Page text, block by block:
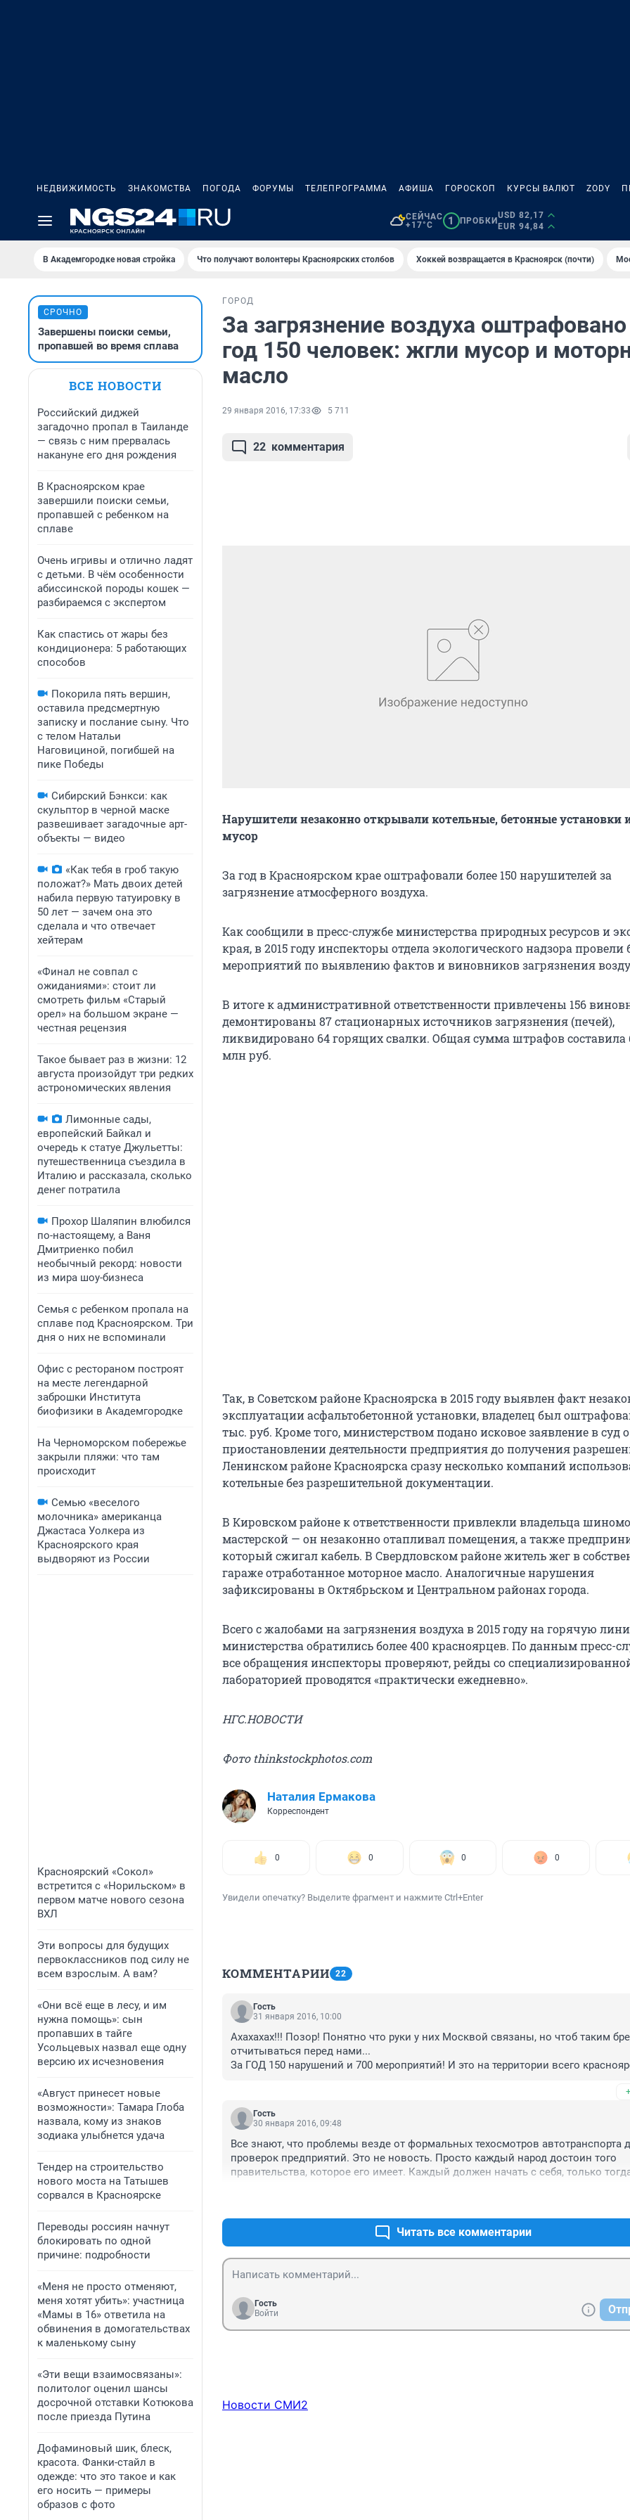
НЕДВИЖИМОСТЬ ЗНАКОМСТВА ПОГОДА ФОРУМЫ ТЕЛЕПРОГРАММА АФИША ГОРОСКОП КУРСЫ ВАЛЮТ ZODY
СЕЙЧАС
+17°C
1 ПРОБКИ
USD 82,17
EUR 94,84
В Академгородке новая стройка Что получают волонтеры Красноярских столбов Хоккей возвращается в Красноярск (почти)
СРОЧНО
Завершены поиски семьи,
пропавшей во время сплава
ВСЕ НОВОСТИ
Российский диджей
загадочно пропал в Таиланде
— связь с ним прервалась
накануне его дня рождения
В Красноярском крае
завершили поиски семьи,
пропавшей с ребенком на
сплаве
Очень игривы и отлично ладят
с детьми. В чём особенности
абиссинской породы кошек —
разбираемся с экспертом
Как спастись от жары без
кондиционера: 5 работающих
способов
Покорила пять вершин,
оставила предсмертную
записку и послание сыну. Что
с телом Натальи
Наговициной, погибшей на
пике Победы
Сибирский Бэнкси: как
скульптор в черной маске
развешивает загадочные арт-
объекты — видео
«Как тебя в гроб такую
положат?» Мать двоих детей
набила первую татуировку в
50 лет — зачем она это
сделала и что отвечает
хейтерам
«Финал не совпал с
ожиданиями»: стоит ли
смотреть фильм «Старый
орел» на большом экране —
честная рецензия
Такое бывает раз в жизни: 12
августа произойдут три редких
астрономических явления
Лимонные сады,
европейский Байкал и
очередь к статуе Джульетты:
путешественница съездила в
Италию и рассказала, сколько
денег потратила
Прохор Шаляпин влюбился
по-настоящему, а Ваня
Дмитриенко побил
необычный рекорд: новости
из мира шоу-бизнеса
Семья с ребенком пропала на
сплаве под Красноярском. Три
дня о них не вспоминали
Офис с рестораном построят
на месте легендарной
заброшки Института
биофизики в Академгородке
На Черноморском побережье
закрыли пляжи: что там
происходит
Семью «веселого
молочника» американца
Джастаса Уолкера из
Красноярского края
выдворяют из России
Красноярский «Сокол»
встретится с «Норильском» в
первом матче нового сезона
ВХЛ
Эти вопросы для будущих
первоклассников под силу не
всем взрослым. А вам?
«Они всё еще в лесу, и им
нужна помощь»: сын
пропавших в тайге
Усольцевых назвал еще одну
версию их исчезновения
«Август принесет новые
возможности»: Тамара Глоба
назвала, кому из знаков
зодиака улыбнется удача
Тендер на строительство
нового моста на Татышев
сорвался в Красноярске
Переводы россиян начнут
блокировать по одной
причине: подробности
«Меня не просто отменяют,
меня хотят убить»: участница
«Мамы в 16» ответила на
обвинения в домогательствах
к маленькому сыну
«Эти вещи взаимосвязаны»:
политолог оценил шансы
досрочной отставки Котюкова
после приезда Путина
Дофаминовый шик, блеск,
красота. Фанки-стайл в
одежде: что это такое и как
его носить — примеры
образов с фото
ГОРОД
За загрязнение воздуха оштрафовано
год 150 человек: жгли мусор и
масло
29 января 2016, 17:33 5 711
22 комментария
Нарушители незаконно открывали котельные, бетонные установки
мусор
За год в Красноярском крае оштрафовали более 150 нарушителей за
загрязнение атмосферного воздуха.
Как сообщили в пресс-службе министерства природных ресурсов и
края, в 2015 году инспекторы отдела экологического надзора провели
мероприятий по выявлению фактов и виновников загрязнения
В итоге к административной ответственности привлечены 156
демонтированы 87 стационарных источников загрязнения (печей),
ликвидировано 64 горящих свалки. Общая сумма штрафов составила
млн руб.
Так, в Советском районе Красноярска в 2015 году выявлен факт
эксплуатации асфальтобетонной установки, владелец был
тыс. руб. Кроме того, министерством подано исковое заявление в суд о
приостановлении деятельности предприятия до получения
Ленинском районе Красноярска сразу несколько компаний
котельные без разрешительной документации.
В Кировском районе к ответственности привлекли владельца
мастерской — он незаконно отапливал помещения, а также
который сжигал кабель. В Свердловском районе житель жег в
гараже отработанное моторное масло. Аналогичные нарушения
зафиксированы в Октябрьском и Центральном районах города.
Всего с жалобами на загрязнения воздуха в 2015 году на горячую
министерства обратились более 400 красноярцев. По данным пресс-
все обращения инспекторы проверяют, рейды со
лабораторией проводятся «практически ежедневно».
НГС.НОВОСТИ
Фото thinkstockphotos.com
Наталия Ермакова
Корреспондент
0 0 0 0
Увидели опечатку? Выделите фрагмент и нажмите Ctrl+Enter
КОММЕНТАРИИ 22
Гость
31 января 2016, 10:00
Ахахахах!!! Позор! Понятно что руки у них Москвой связаны, но чтоб таким
отчитываться перед нами...
За ГОД 150 нарушений и 700 мероприятий! И это на территории всего
Пока тэц топят самым низкокачественным и дешевым углем, нет очестных на
других заводах - все так и будет.
Гость
30 января 2016, 09:48
Все знают, что проблемы везде от формальных техосмотров автотранспорта
проверок предприятий. Это не новость. Просто каждый народ достоин того
правительства, которое его имеет. Каждый должен начать с себя, только
Читать все комментарии
Гость
Войти
Новости СМИ2